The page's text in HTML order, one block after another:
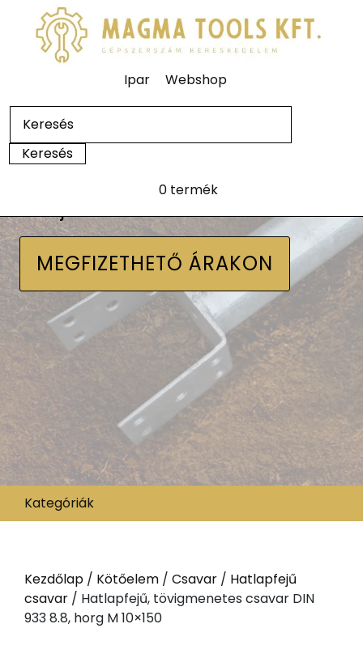
Ipar Webshop
0 termék
MEGFIZETHETŐ ÁRAKON
Kategóriák
Kezdőlap / Kötőelem / Csavar / Hatlapfejű
csavar / Hatlapfejű, tövigmenetes csavar DIN
933 8.8, horg M 10×150